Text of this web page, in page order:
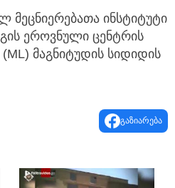
მეცნიერებათა ინსტიტუტი
ეროვნული ცენტრის
მაგნიტუდის სიდიდის
გაზიარება